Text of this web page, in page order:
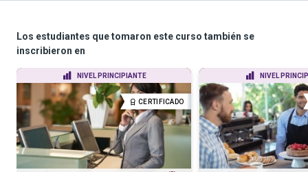
Los estudiantes que tomaron este curso también se
inscribieron en
NIVEL PRINCIPIANTE
CERTIFICADO
NIVEL